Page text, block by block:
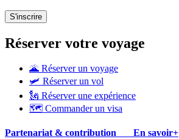
Réserver votre voyage
🌋 Réserver un voyage
🛩 Réserver un vol
🗽 Réserver une expérience
🗺 Commander un visa
Partenariat & contribution En savoir+